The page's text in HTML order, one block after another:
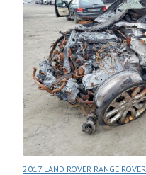
2017 LAND ROVER RANGE ROVER